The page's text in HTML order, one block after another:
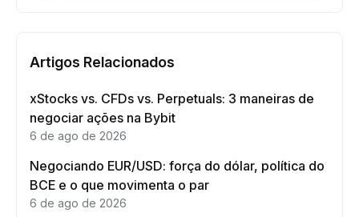
Artigos Relacionados
xStocks vs. CFDs vs. Perpetuals: 3 maneiras de
negociar ações na Bybit
6 de ago de 2026
Negociando EUR/USD: força do dólar, política do
BCE e o que movimenta o par
6 de ago de 2026